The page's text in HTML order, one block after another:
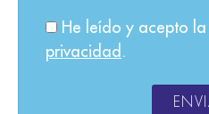
He leído y acepto la
privacidad .